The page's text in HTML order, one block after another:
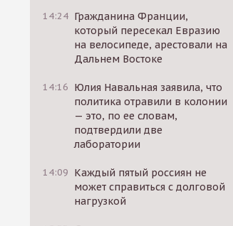
14:24 Гражданина Франции,
который пересекал Евразию
на велосипеде, арестовали на
Дальнем Востоке
14:16 Юлия Навальная заявила, что
политика отравили в колонии
— это, по ее словам,
подтвердили две
лаборатории
14:09 Каждый пятый россиян не
может справиться с долговой
нагрузкой